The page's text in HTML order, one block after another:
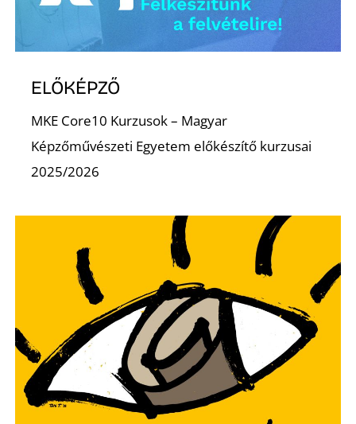
ELŐKÉPZŐ
MKE Core10 Kurzusok – Magyar
Képzőművészeti Egyetem előkészítő kurzusai
2025/2026